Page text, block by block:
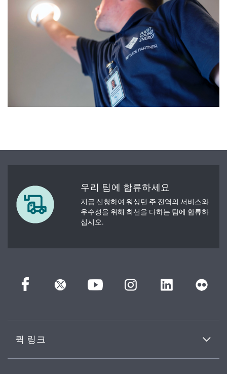
우리 팀에 합류하세요
지금 신청하여 워싱턴 주 전역의 서비스와
우수성을 위해 최선을 다하는 팀에 합류하
십시오.
퀵 링크